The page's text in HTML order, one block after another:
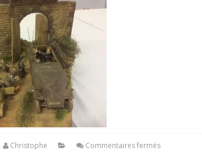
Christophe Commentaires fermés